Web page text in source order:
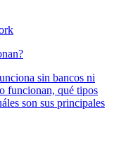
sin bancos ni
funcionan, qué tipos
son sus principales